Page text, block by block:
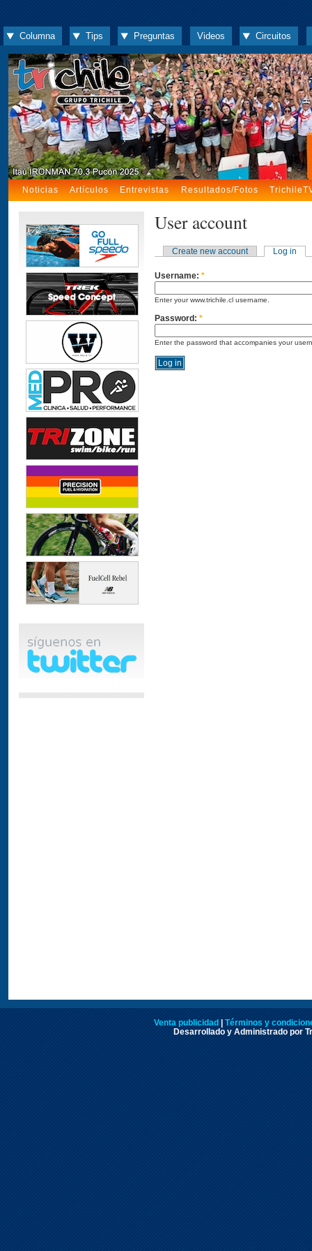
Columna Tips Preguntas Videos Circuitos
Noticias Artículos Entrevistas Resultados/Fotos
User account
Create new account Log in
Username: *
Enter your www.trichile.cl username.
Password: *
Enter the password that accompanies your
Venta publicidad
Términos y
Desarrollado y Administrado por